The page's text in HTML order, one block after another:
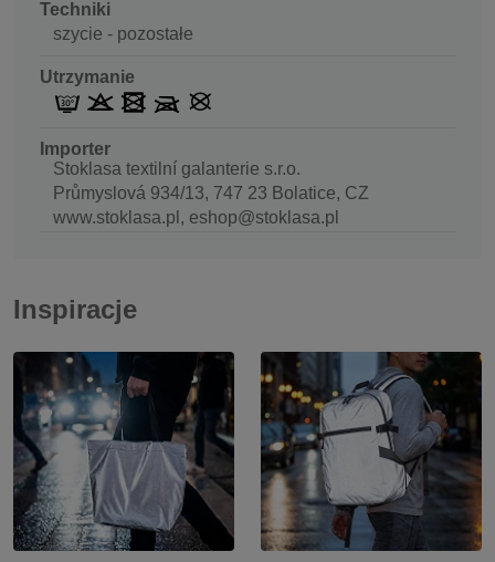
Techniki
szycie - pozostałe
Utrzymanie
Importer
Stoklasa textilní galanterie s.r.o.
Průmyslová 934/13, 747 23 Bolatice, CZ
www.stoklasa.pl, eshop@stoklasa.pl
Inspiracje